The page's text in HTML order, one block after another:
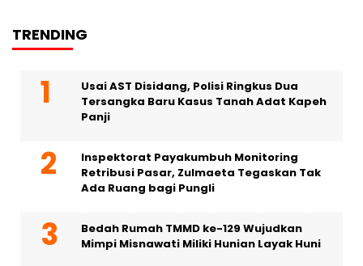
TRENDING
Usai AST Disidang, Polisi Ringkus Dua
Tersangka Baru Kasus Tanah Adat Kapeh
Panji
Inspektorat Payakumbuh Monitoring
Retribusi Pasar, Zulmaeta Tegaskan Tak
Ada Ruang bagi Pungli
Bedah Rumah TMMD ke-129 Wujudkan
Mimpi Misnawati Miliki Hunian Layak Huni